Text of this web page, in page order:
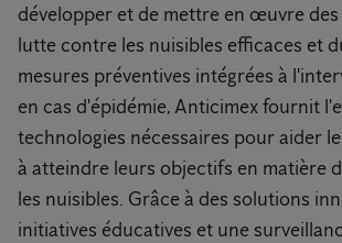
développer et de mettre en œuvre
lutte contre les nuisibles efficaces et
mesures préventives intégrées à
en cas d'épidémie, Anticimex fournit
technologies nécessaires pour aider
à atteindre leurs objectifs en matière
les nuisibles. Grâce à des solutions
initiatives éducatives et une